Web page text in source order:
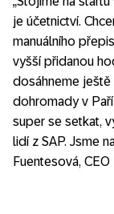
je účetnictví.
manuálního
vyšší přidanou
dosáhneme ještě
dohromady v
super se setkat,
lidí z SAP. Jsme
Fuentesová,